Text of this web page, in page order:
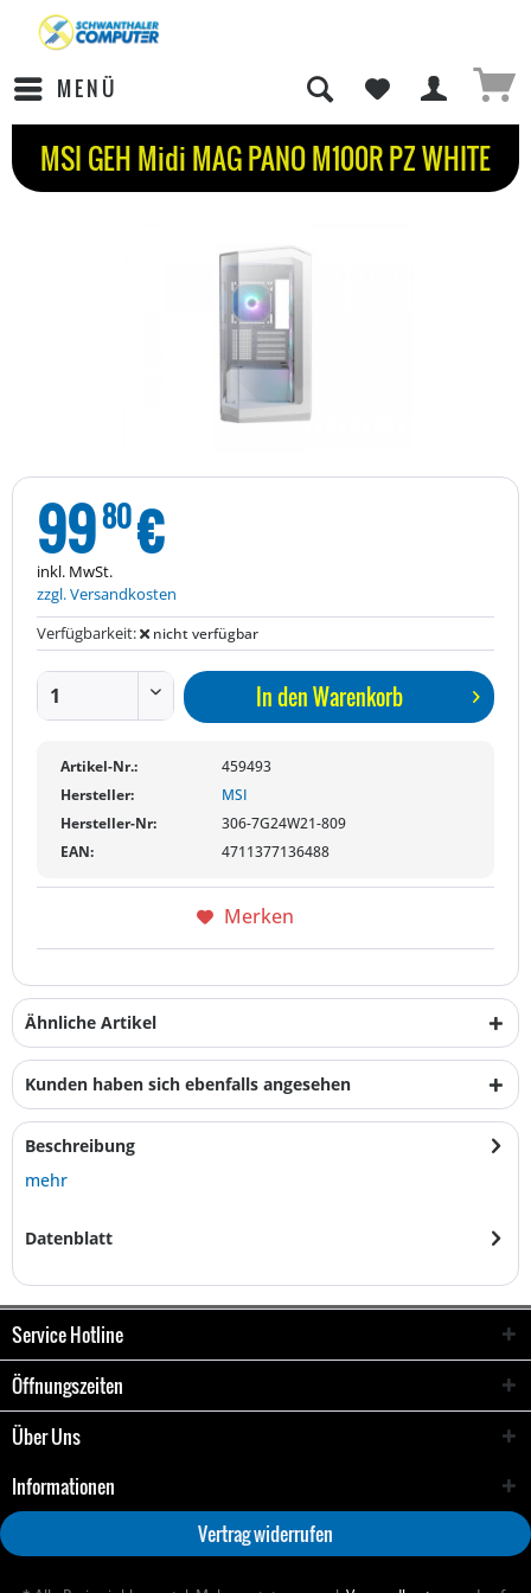
MENÜ
MSI GEH Midi MAG PANO M100R PZ WHITE
9980€
inkl. MwSt.
zzgl. Versandkosten
Verfügbarkeit:
nicht verfügbar
In denWarenkorb
Artikel-Nr.:
459493
Hersteller:
MSI
Hersteller-Nr:
306-7G24W21-809
EAN:
4711377136488
Merken
Ähnliche Artikel
Kunden haben sich ebenfalls angesehen
Beschreibung
mehr
Datenblatt
Service Hotline
Öffnungszeiten
Über Uns
Informationen
Vertrag widerrufen